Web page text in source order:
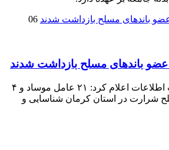
06
محمودآباد آنلاین : وزارت اطلاعات اعلام کرد: ۲۱ عامل موساد و ۴
شرارت در استان کرمان شناسایی و